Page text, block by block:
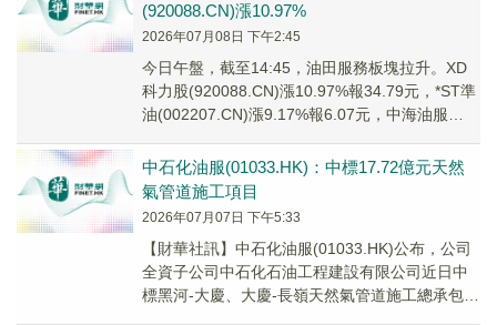
(920088.CN)漲10.97%
2026年07月08日 下午2:45
今日午盤，截至14:45，油田服務板塊拉升。XD
科力股(920088.CN)漲10.97%報34.79元，*ST準
油(002207.CN)漲9.17%報6.07元，中海油服
中石化油服(01033.HK)：中標17.72億元天然
氣管道施工項目
2026年07月07日 下午5:33
【財華社訊】中石化油服(01033.HK)公布，公司
全資子公司中石化石油工程建設有限公司近日中
標黑河-大慶、大慶-長嶺天然氣管道施工總承包項